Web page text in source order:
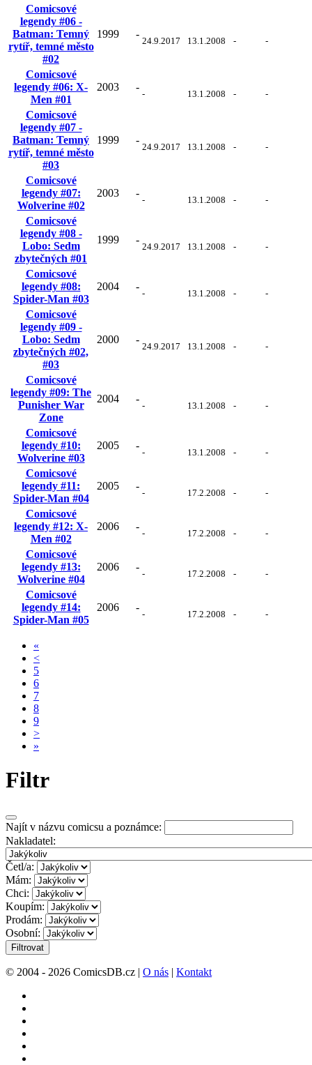
Comicsové
legendy #06 -
Batman: Temný
rytíř, temné město
#02
1999 -
24.9.2017 13.1.2008 - -
Comicsové
legendy #06: X-
Men #01
2003 -
- 13.1.2008 - -
Comicsové
legendy #07 -
Batman: Temný
rytíř, temné město
#03
1999 -
24.9.2017 13.1.2008 - -
Comicsové
legendy #07:
Wolverine #02
2003 -
- 13.1.2008 - -
Comicsové
legendy #08 -
Lobo: Sedm
zbytečných #01
1999 -
24.9.2017 13.1.2008 - -
Comicsové
legendy #08:
Spider-Man #03
2004 -
- 13.1.2008 - -
Comicsové
legendy #09 -
Lobo: Sedm
zbytečných #02,
#03
2000 -
24.9.2017 13.1.2008 - -
Comicsové
legendy #09: The
Punisher War
Zone
2004 -
- 13.1.2008 - -
Comicsové
legendy #10:
Wolverine #03
2005 -
- 13.1.2008 - -
Comicsové
legendy #11:
Spider-Man #04
2005 -
- 17.2.2008 - -
Comicsové
legendy #12: X-
Men #02
2006 -
- 17.2.2008 - -
Comicsové
legendy #13:
Wolverine #04
2006 -
- 17.2.2008 - -
Comicsové
legendy #14:
Spider-Man #05
2006 -
- 17.2.2008 - -
«
<
5
6
7
8
9
>
»
Filtr
Najít v názvu comicsu a poznámce:
Nakladatel:
Četl/a:
Mám:
Chci:
Koupím:
Prodám:
Osobní:
Filtrovat
© 2004 - 2026 ComicsDB.cz | O nás | Kontakt